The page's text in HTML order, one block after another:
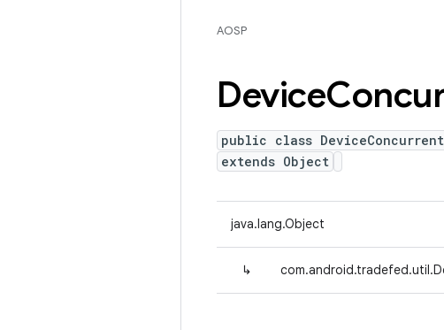
AOSP
Device
public class
extends Object
java.lang.Object
↳